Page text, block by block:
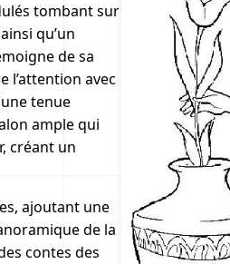
tombant sur
qu’un
de sa
l’attention avec
tenue
ample qui
créant un
ajoutant une
de la
contes des